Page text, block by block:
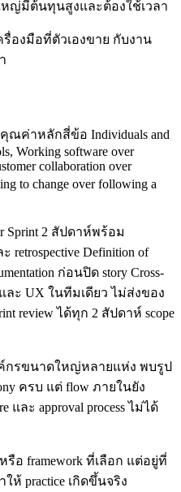
ญ่มีต้นทุนสูงและต้องใช้เวลา
รื่องมือที่ตัวเองขาย กับงาน
ณค่าหลักสี่ข้อ Individuals and
Working software over
collaboration over
to change over following a
Sprint 2 สัปดาห์พร้อม
retrospective Definition of
ก่อนปิด story Cross-
และ UX ในทีมเดียว ไม่ส่งของ
review ได้ทุก 2 สัปดาห์ scope
ค์กรขนาดใหญ่หลายแห่ง พบรูป
ครบ แต่ flow ภายในยัง
และ approval process ไม่ได้
อ framework ที่เลือก แต่อยู่ที่
ห้ practice เกิดขึ้นจริง